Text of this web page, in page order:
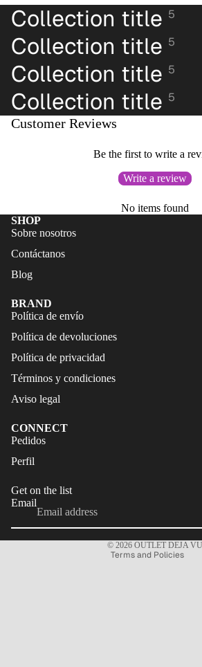
Collection title 5
Collection title 5
Collection title 5
Collection title 5
Customer Reviews
Be the first to write a
Write a review
No items found
SHOP
Sobre nosotros
Contáctanos
Blog
BRAND
Política de envío
Política de devoluciones
Política de privacidad
Términos y condiciones
Aviso legal
CONNECT
Pedidos
Perfil
Get on the list
Email
© 2026 OUTLET DEJA VU
Terms and Policies
Legal notice
Contact information